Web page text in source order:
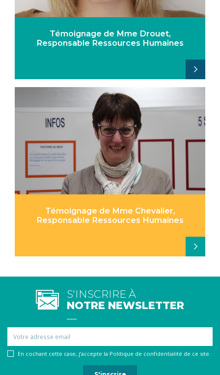
Témoignage de Mme Drouet,
Responsable Ressources Humaines
Témoignage de Mme Chevalier,
Responsable Ressources Humaines
S'INSCRIRE À
NOTRE NEWSLETTER
En cochant cette case, j’accepte la Politique de confidentialité de ce site.